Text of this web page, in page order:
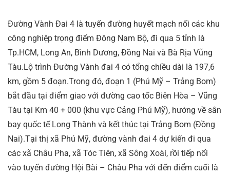
Đường Vành Đai 4 là tuyến đường huyết mạch nối các khu
công nghiệp trọng điểm Đông Nam Bộ, đi qua 5 tỉnh là
Tp.HCM, Long An, Bình Dương, Đồng Nai và Bà Rịa Vũng
Tàu.Lộ trình Đường Vành đai 4 có tổng chiều dài là 197,6
km, gồm 5 đoạn.Trong đó, đoạn 1 (Phú Mỹ – Trảng Bom)
bắt đầu tại điểm giao với đường cao tốc Biên Hòa – Vũng
Tàu tại Km 40 + 000 (khu vực Cảng Phú Mỹ), hướng về sân
bay quốc tế Long Thành và kết thúc tại Trảng Bom (Đồng
Nai).Tại thị xã Phú Mỹ, đường vành đai 4 dự kiến đi qua
các xã Châu Pha, xã Tóc Tiên, xã Sông Xoài, rồi tiếp nối
vào tuyến đường Hội Bài – Châu Pha với đến điểm cuối là